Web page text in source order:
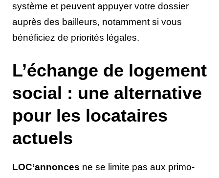
système et peuvent appuyer votre dossier
auprès des bailleurs, notamment si vous
bénéficiez de priorités légales.
L’échange de logement
social : une alternative
pour les locataires
actuels
LOC’annonces ne se limite pas aux primo-